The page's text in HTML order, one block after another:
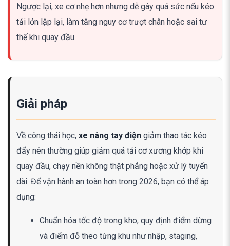
Ngược lại, xe cơ nhẹ hơn nhưng dễ gây quá sức nếu kéo
tải lớn lặp lại, làm tăng nguy cơ trượt chân hoặc sai tư
thế khi quay đầu.
Giải pháp
Về công thái học, xe nâng tay điện giảm thao tác kéo
đẩy nên thường giúp giảm quá tải cơ xương khớp khi
quay đầu, chạy nền không thật phẳng hoặc xử lý tuyến
dài. Để vận hành an toàn hơn trong 2026, bạn có thể áp
dụng:
Chuẩn hóa tốc độ trong kho, quy định điểm dừng
và điểm đỗ theo từng khu như nhập, staging,